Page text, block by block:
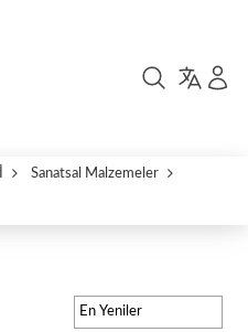
Sanatsal Malzemeler